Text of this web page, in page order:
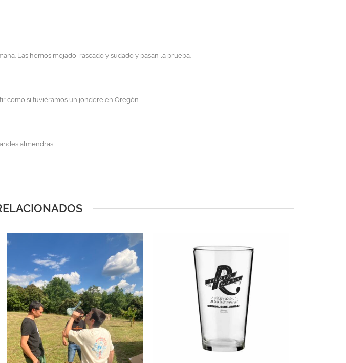
Las hemos mojado, rascado y sudado y pasan la prueba.
como si tuviéramos un jondere en Oregón.
almendras.